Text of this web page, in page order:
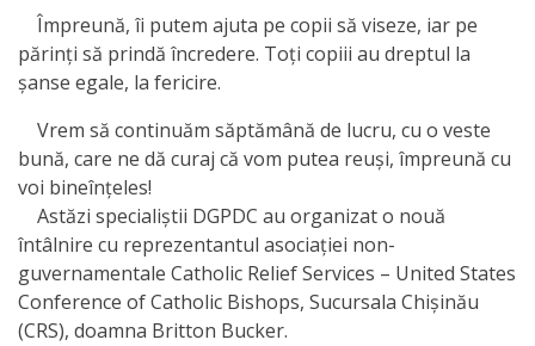
Orarul
audienței
Managementul
instituției
Planuri
de
activitate
Împreună, îi putem ajuta pe copii să viseze, iar pe
părinți să prindă încredere. Toți copiii au dreptul la
șanse egale, la fericire.
Vrem să continuăm săptămână de lucru, cu o veste
bună, care ne dă curaj că vom putea reuși, împreună cu
voi bineînțeles!
Astăzi specialiștii DGPDC au organizat o nouă
întâlnire cu reprezentantul asociației non-
guvernamentale Catholic Relief Services – United States
Conference of Catholic Bishops, Sucursala Chișinău
(CRS), doamna Britton Bucker.